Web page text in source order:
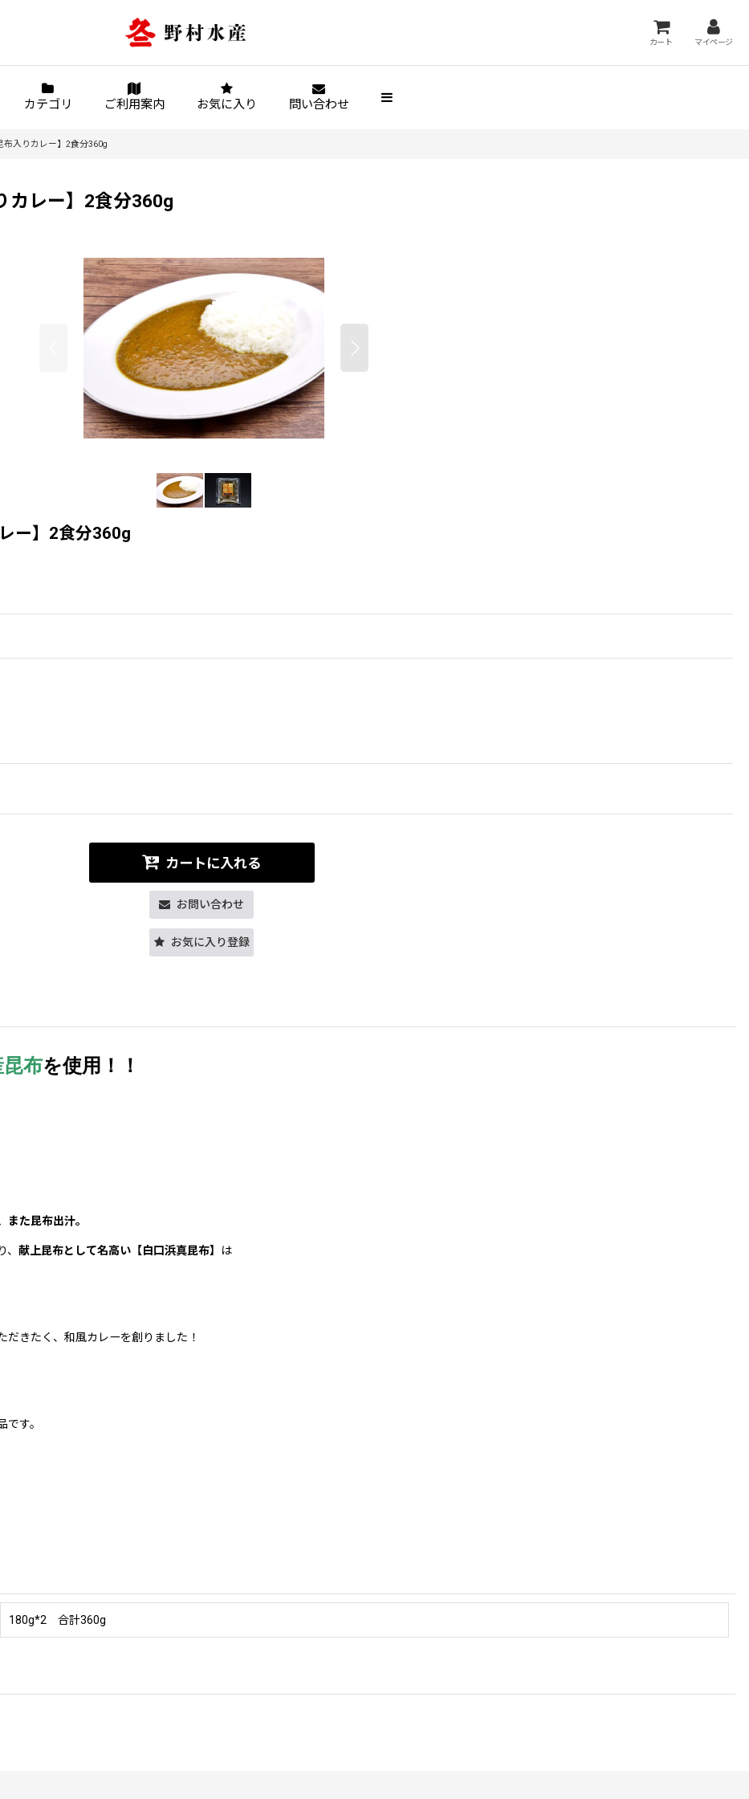
カート マイページ
カテゴリ ご利用案内 お気に入り 問い合わせ
入りカレー】2食分360g
カレー】2食分360g
ー】2食分360g
カートに入れる
お問い合わせ
お気に入り登録
布を使用！！
また昆布出汁。
献上昆布として名高い 【白口浜真昆布】 は
きたく、和風カレーを創りました！
です。
180g*2 合計360g